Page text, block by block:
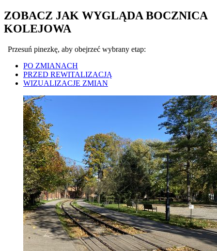
ZOBACZ JAK WYGLĄDA BOCZNICA
KOLEJOWA
Przesuń pinezkę, aby obejrzeć wybrany etap:
PO ZMIANACH
PRZED REWITALIZACJĄ
WIZUALIZACJE ZMIAN